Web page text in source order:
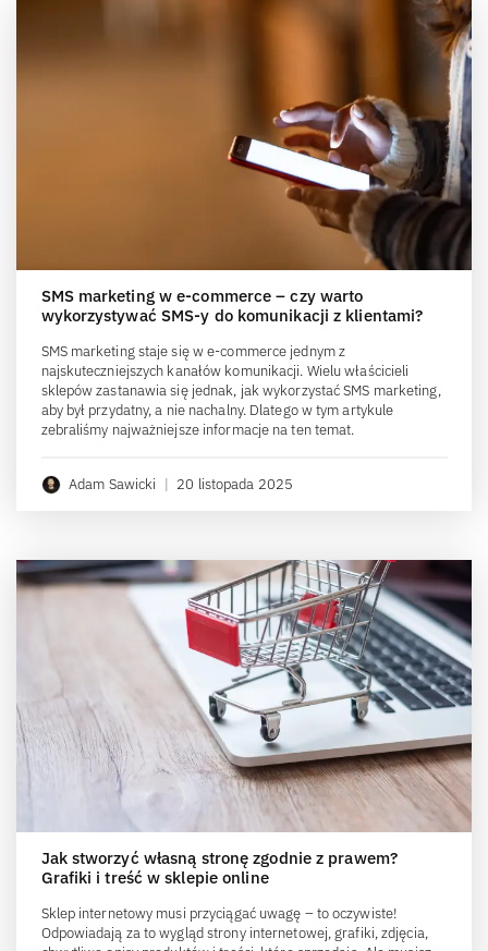
SMS marketing w e-commerce – czy warto
wykorzystywać SMS-y do komunikacji z klientami?
SMS marketing staje się w e-commerce jednym z
najskuteczniejszych kanałów komunikacji. Wielu właścicieli
sklepów zastanawia się jednak, jak wykorzystać SMS marketing,
aby był przydatny, a nie nachalny. Dlatego w tym artykule
zebraliśmy najważniejsze informacje na ten temat.
Adam Sawicki | 20 listopada 2025
Jak stworzyć własną stronę zgodnie z prawem?
Grafiki i treść w sklepie online
Sklep internetowy musi przyciągać uwagę – to oczywiste!
Odpowiadają za to wygląd strony internetowej, grafiki, zdjęcia,